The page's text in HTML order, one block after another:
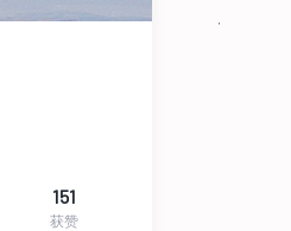
151
获赞